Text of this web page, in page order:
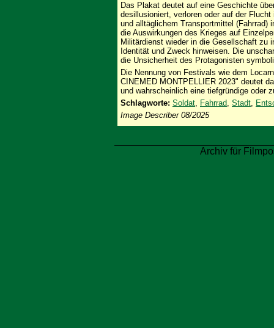
Das Plakat deutet auf eine Geschichte
desillusioniert, verloren oder auf der
und alltäglichem Transportmittel (Fahrrad)
die Auswirkungen des Krieges auf
Militärdienst wieder in die Gesellschaft zu
Identität und Zweck hinweisen. Die
die Unsicherheit des Protagonisten
Die Nennung von Festivals wie dem
CINEMED MONTPELLIER 2023" deutet
und wahrscheinlich eine tiefgründige oder
Schlagworte: Soldat, Fahrrad, Stadt,
Image Describer 08/2025
Archiv für